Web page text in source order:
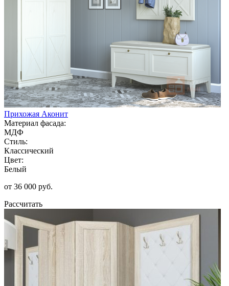
Прихожая Аконит
Материал фасада:
МДФ
Стиль:
Классический
Цвет:
Белый
от 36 000 руб.
Рассчитать